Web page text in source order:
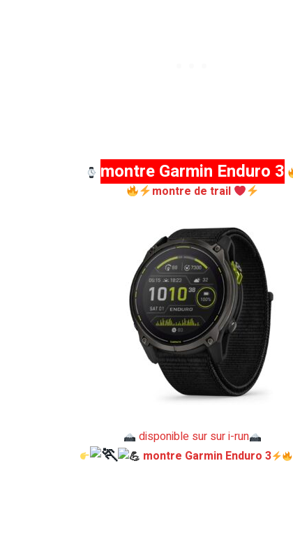
montre Garmin Enduro 3
montre de trail
disponible sur sur i-run
montre Garmin Enduro 3